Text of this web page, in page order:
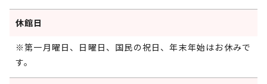
休館日
※第一月曜日、日曜日、国民の祝日、年末年始はお休みで
す。